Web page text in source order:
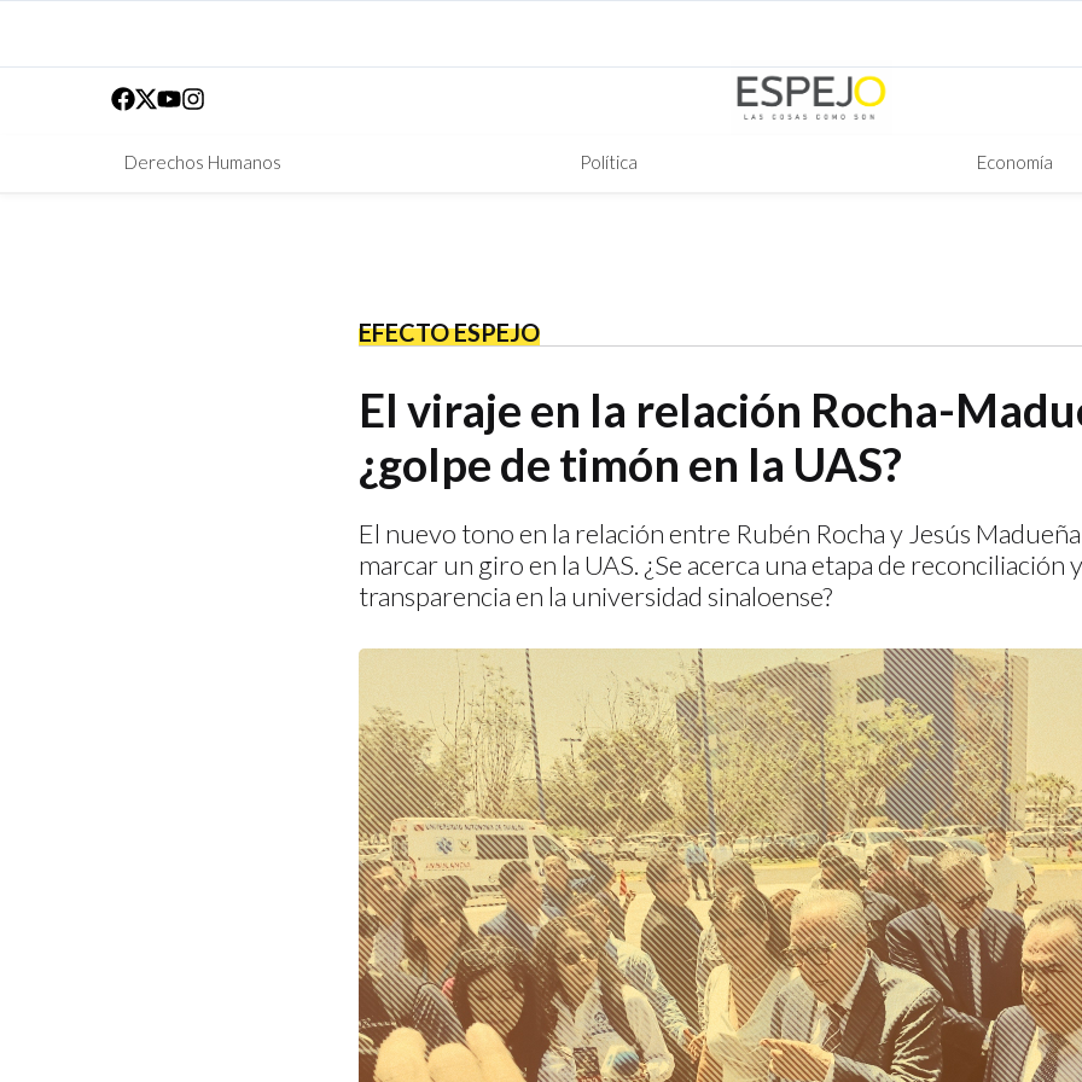
Derechos Humanos Política Economía
EFECTO ESPEJO
El viraje en la relación Rocha-
¿golpe de timón en la UAS?
El nuevo tono en la relación entre Rubén Rocha y Jesús
marcar un giro en la UAS. ¿Se acerca una etapa de reconciliación y
transparencia en la universidad sinaloense?